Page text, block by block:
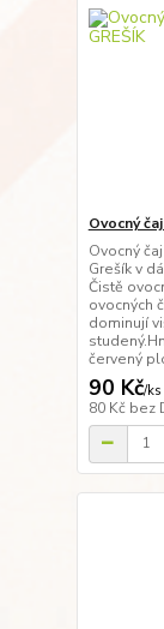
Ovocný
Ovocný
Grešík v
Čistě
ovocných
dominují
červený
90 Kč/ks
80 Kč bez